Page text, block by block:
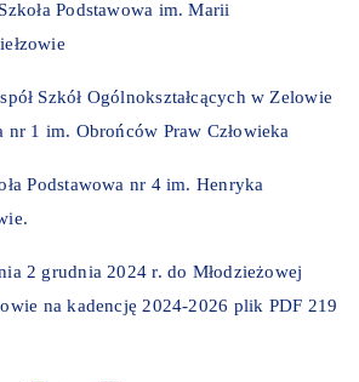
Podstawowa im. Marii
Szkół Ogólnokształcących w Zelowie
nr 1 im. Obrońców Praw Człowieka
Podstawowa nr 4 im. Henryka
2 grudnia 2024 r. do Młodzieżowej
na kadencję 2024-2026 plik PDF 219